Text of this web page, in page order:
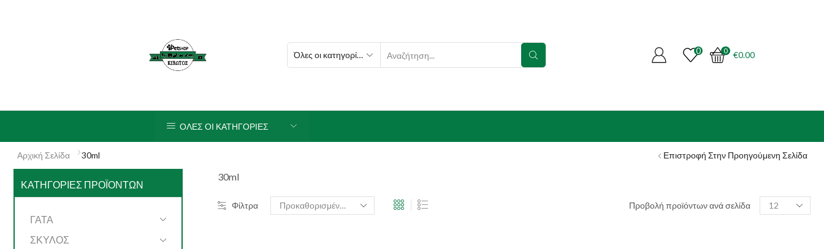
SEARCH
0 0 €0.00
ΟΛΕΣ ΟΙ ΚΑΤΗΓΟΡΙΕΣ
Αρχική Σελίδα 30ml Επιστροφή Στην Προηγούμενη Σελίδα
30ml
Φίλτρα Προβολή προϊόντων ανά σελίδα
Products
per
ΚΑΤΗΓΟΡΊΕΣ ΠΡΟΪΌΝΤΩΝ
ΓΑΤΑ
ΣΚΥΛΟΣ